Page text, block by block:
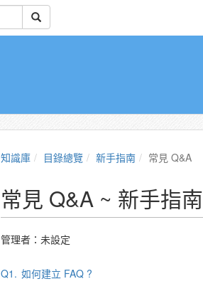
知識庫 目錄總覽 新手指南 常見 Q&A
常見 Q&A ~ 新手指南
管理者：未設定
Q1. 如何建立 FAQ ?